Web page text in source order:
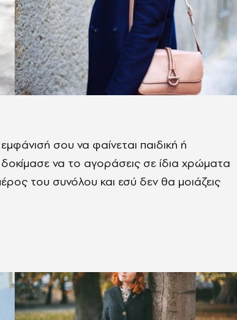
σου να φαίνεται παιδική ή
να το αγοράσεις σε ίδια χρώματα
του συνόλου και εσύ δεν θα μοιάζεις